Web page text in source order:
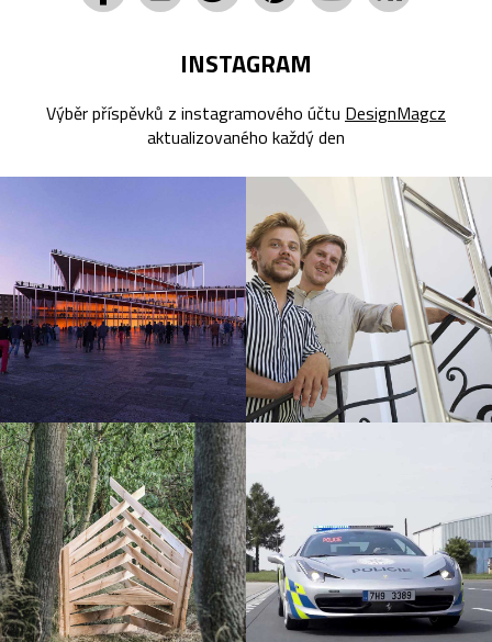
INSTAGRAM
Výběr příspěvků z instagramového účtu DesignMagcz
aktualizovaného každý den